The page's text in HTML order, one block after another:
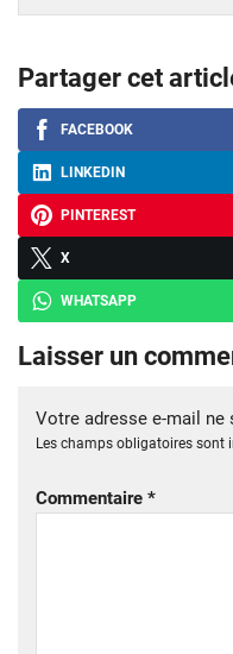
Partager cet
FACEBOOK
LINKEDIN
PINTEREST
X
WHATSAPP
Laisser un
Votre adresse e-mail ne
Les champs obligatoires sont
Commentaire *